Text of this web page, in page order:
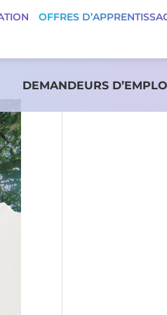
OFFRES
DEMANDEURS